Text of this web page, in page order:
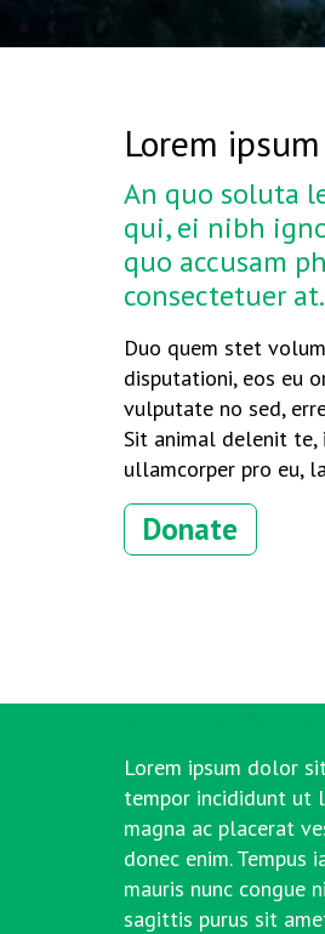
Lorem
An quo soluta
qui, ei nibh
quo accusam
consectetuer
Duo quem stet
disputationi, eos eu
vulputate no sed,
Sit animal delenit te,
ullamcorper pro eu,
Donate
Lorem ipsum dolor
tempor incididunt ut
magna ac placerat
donec enim.
mauris nunc congue
sagittis purus sit